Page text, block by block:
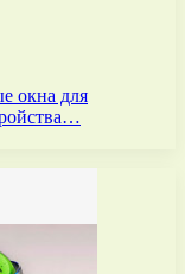
окна для